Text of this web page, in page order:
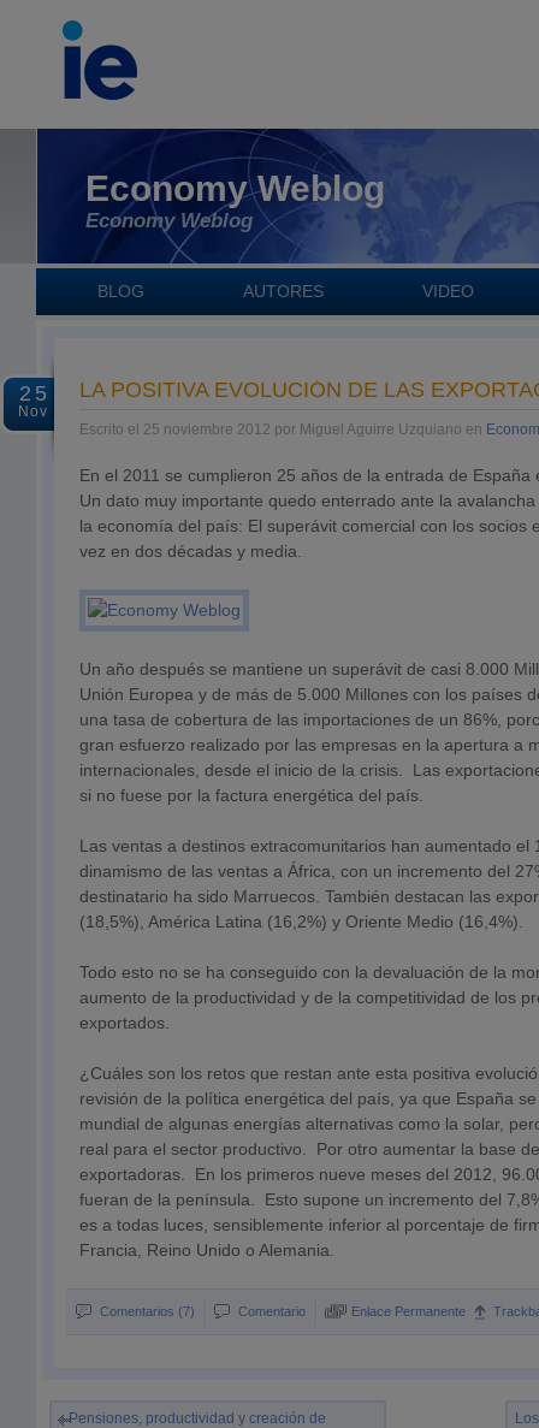
Economy Weblog
Economy Weblog
BLOG AUTORES VIDEO
25
Nov
LA POSITIVA EVOLUCIÓN DE LAS
Escrito el 25 noviembre 2012 por Miguel Aguirre Uzquiano en
En el 2011 se cumplieron 25 años de la entrada de
Un dato muy importante quedo enterrado ante la
la economía del país: El superávit comercial con los socios
vez en dos décadas y media.
Un año después se mantiene un superávit de casi 8.000
Unión Europea y de más de 5.000 Millones con los países
una tasa de cobertura de las importaciones de un 86%,
gran esfuerzo realizado por las empresas en la apertura a
internacionales, desde el inicio de la crisis. Las
si no fuese por la factura energética del país.
Las ventas a destinos extracomunitarios han aumentado el
dinamismo de las ventas a África, con un incremento del
destinatario ha sido Marruecos. También destacan las
(18,5%), América Latina (16,2%) y Oriente Medio (16,4%).
Todo esto no se ha conseguido con la devaluación de la
aumento de la productividad y de la competitividad de los
exportados.
¿Cuáles son los retos que restan ante esta positiva
revisión de la política energética del país, ya que España
mundial de algunas energías alternativas como la solar,
real para el sector productivo. Por otro aumentar la base
exportadoras. En los primeros nueve meses del 2012,
fueran de la península. Esto supone un incremento del
es a todas luces, sensiblemente inferior al porcentaje de
Francia, Reino Unido o Alemania.
Comentarios (7) Comentario Enlace Permanente
Pensiones, productividad y creación de